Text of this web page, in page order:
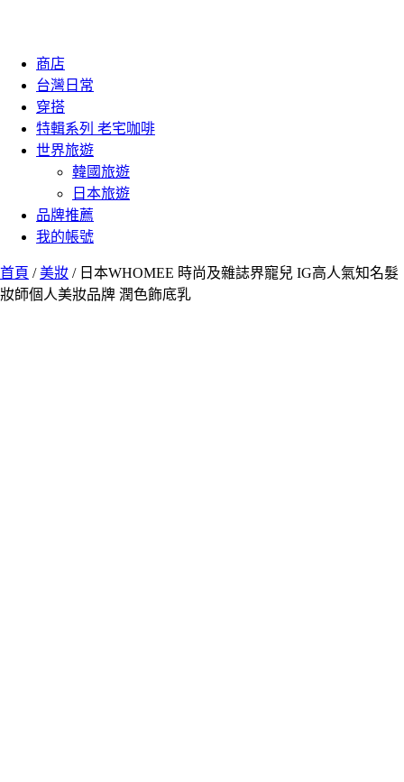
商店
台灣日常
穿搭
特輯系列 老宅咖啡
世界旅遊
韓國旅遊
日本旅遊
品牌推薦
我的帳號
首頁 /美妝 / 日本WHOMEE 時尚及雜誌界寵兒 IG高人氣知名髮
妝師個人美妝品牌 潤色飾底乳